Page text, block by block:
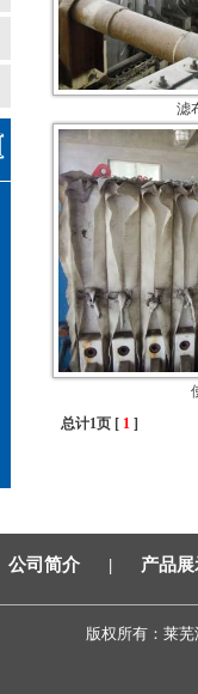
滤
总计1页 [ 1 ]
公司简介| 产品展
版权所有：莱